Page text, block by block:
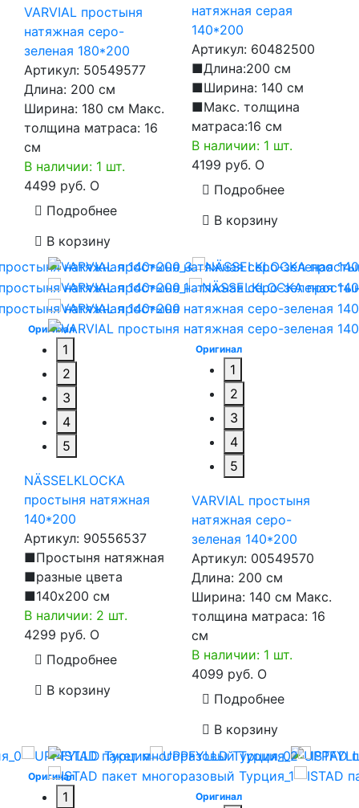
VARVIAL простыня
натяжная серо-
зеленая 180*200
Артикул: 50549577
Длина: 200 см
Ширина: 180 см Макс.
толщина матраса: 16
см
В наличии: 1 шт.
4499 руб. O
Подробнее
В корзину
натяжная серая
140*200
Артикул: 60482500
■Длина:200 см
■Ширина: 140 см
■Макс. толщина
матраса:16 см
В наличии: 1 шт.
4199 руб. O
Подробнее
В корзину
Оригинал
1
2
3
4
5
NÄSSELKLOCKA
простыня натяжная
140*200
Артикул: 90556537
■Простыня натяжная
■разные цвета
■140x200 см
В наличии: 2 шт.
4299 руб. O
Подробнее
В корзину
Оригинал
1
2
3
4
5
VARVIAL простыня
натяжная серо-
зеленая 140*200
Артикул: 00549570
Длина: 200 см
Ширина: 140 см Макс.
толщина матраса: 16
см
В наличии: 1 шт.
4099 руб. O
Подробнее
В корзину
Оригинал
1
Оригинал